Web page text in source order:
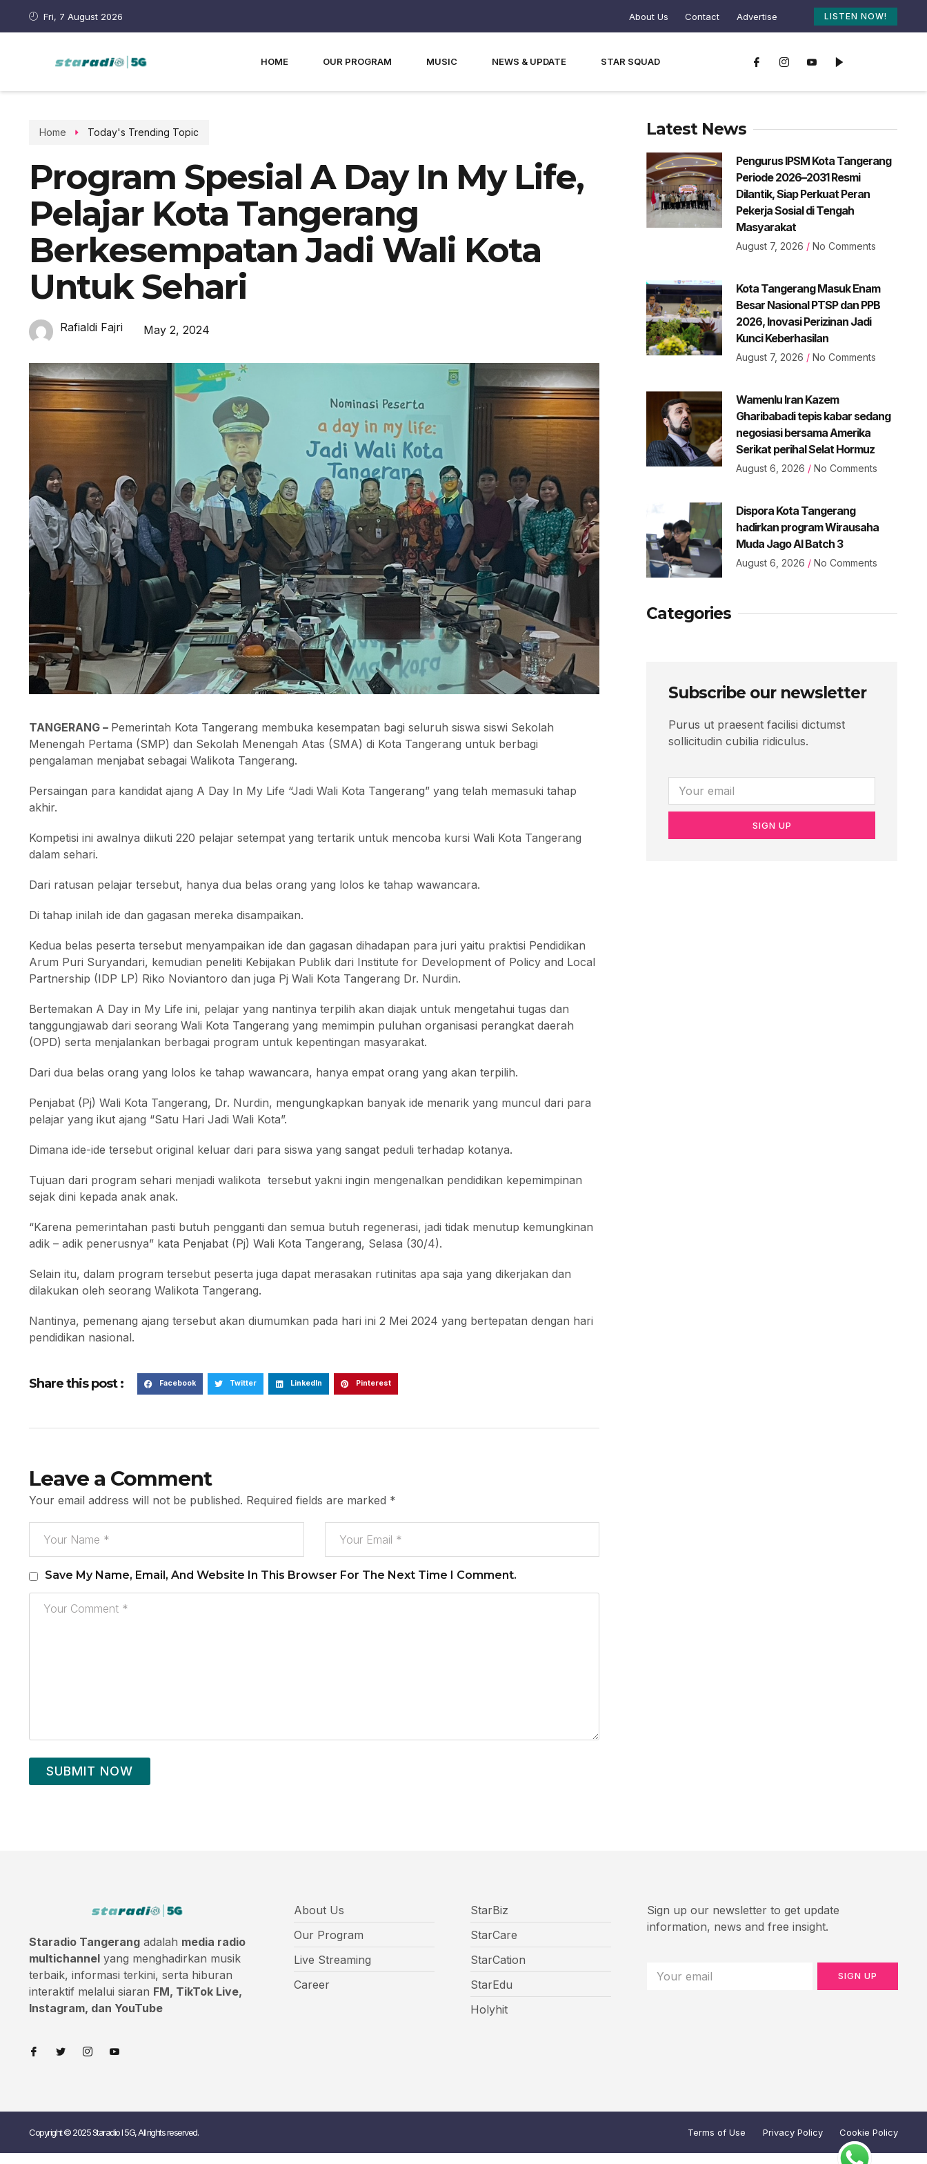
Fri, 7 August 2026 About Us Contact Advertise LISTEN NOW!
HOME OUR PROGRAM MUSIC NEWS & UPDATE STAR SQUAD
Home Today's Trending Topic
Program Spesial A Day In My Life,
Pelajar Kota Tangerang
Berkesempatan Jadi Wali Kota
Untuk Sehari
Rafialdi Fajri May 2, 2024
TANGERANG – Pemerintah Kota Tangerang membuka kesempatan bagi seluruh siswa siswi Sekolah
Menengah Pertama (SMP) dan Sekolah Menengah Atas (SMA) di Kota Tangerang untuk berbagi
pengalaman menjabat sebagai Walikota Tangerang.
Persaingan para kandidat ajang A Day In My Life “Jadi Wali Kota Tangerang” yang telah memasuki tahap
akhir.
Kompetisi ini awalnya diikuti 220 pelajar setempat yang tertarik untuk mencoba kursi Wali Kota Tangerang
dalam sehari.
Dari ratusan pelajar tersebut, hanya dua belas orang yang lolos ke tahap wawancara.
Di tahap inilah ide dan gagasan mereka disampaikan.
Kedua belas peserta tersebut menyampaikan ide dan gagasan dihadapan para juri yaitu praktisi Pendidikan
Arum Puri Suryandari, kemudian peneliti Kebijakan Publik dari Institute for Development of Policy and Local
Partnership (IDP LP) Riko Noviantoro dan juga Pj Wali Kota Tangerang Dr. Nurdin.
Bertemakan A Day in My Life ini, pelajar yang nantinya terpilih akan diajak untuk mengetahui tugas dan
tanggungjawab dari seorang Wali Kota Tangerang yang memimpin puluhan organisasi perangkat daerah
(OPD) serta menjalankan berbagai program untuk kepentingan masyarakat.
Dari dua belas orang yang lolos ke tahap wawancara, hanya empat orang yang akan terpilih.
Penjabat (Pj) Wali Kota Tangerang, Dr. Nurdin, mengungkapkan banyak ide menarik yang muncul dari para
pelajar yang ikut ajang “Satu Hari Jadi Wali Kota”.
Dimana ide-ide tersebut original keluar dari para siswa yang sangat peduli terhadap kotanya.
Tujuan dari program sehari menjadi walikota tersebut yakni ingin mengenalkan pendidikan kepemimpinan
sejak dini kepada anak anak.
“Karena pemerintahan pasti butuh pengganti dan semua butuh regenerasi, jadi tidak menutup kemungkinan
adik – adik penerusnya” kata Penjabat (Pj) Wali Kota Tangerang, Selasa (30/4).
Selain itu, dalam program tersebut peserta juga dapat merasakan rutinitas apa saja yang dikerjakan dan
dilakukan oleh seorang Walikota Tangerang.
Nantinya, pemenang ajang tersebut akan diumumkan pada hari ini 2 Mei 2024 yang bertepatan dengan hari
pendidikan nasional.
Share this post : Facebook Twitter LinkedIn Pinterest
Leave a Comment
Your email address will not be published. Required fields are marked *
Save My Name, Email, And Website In This Browser For The Next Time I Comment.
SUBMIT NOW
Latest News
Pengurus IPSM Kota Tangerang
Periode 2026–2031 Resmi
Dilantik, Siap Perkuat Peran
Pekerja Sosial di Tengah
Masyarakat
August 7, 2026 No Comments
Kota Tangerang Masuk Enam
Besar Nasional PTSP dan PPB
2026, Inovasi Perizinan Jadi
Kunci Keberhasilan
August 7, 2026 No Comments
Wamenlu Iran Kazem
Gharibabadi tepis kabar sedang
negosiasi bersama Amerika
Serikat perihal Selat Hormuz
August 6, 2026 No Comments
Dispora Kota Tangerang
hadirkan program Wirausaha
Muda Jago AI Batch 3
August 6, 2026 No Comments
Categories
Subscribe our newsletter
Purus ut praesent facilisi dictumst
sollicitudin cubilia ridiculus.
SIGN UP
Staradio Tangerang adalah media radio
multichannel yang menghadirkan musik
terbaik, informasi terkini, serta hiburan
interaktif melalui siaran FM, TikTok Live,
Instagram, dan YouTube
About Us
Our Program
Live Streaming
Career
StarBiz
StarCare
StarCation
StarEdu
Holyhit
Sign up our newsletter to get update
information, news and free insight.
SIGN UP
Copyright © 2025 Staradio I 5G, All rights reserved. Terms of Use Privacy Policy Cookie Policy